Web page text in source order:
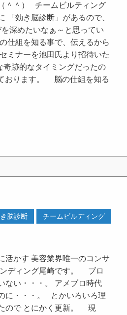
＾＾） チームビルティング
「効き脳診断」があるので、
深めたいなぁ～と思ってい
仕組を知る事で、伝えるから
ミナーを池田氏より招待いた
跡的なタイミングだったの
おります。 脳の仕組を知る
チームビルディング
脳診断
活かす 美容業界唯一のコンサ
ディング尾崎です。 ブロ
ない・・・。 アメブロ時代
に・・・。 とかいろいろ理
ので とにかく更新。 現